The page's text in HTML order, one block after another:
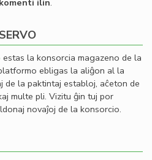
ilin.
estas la konsorcia magazeno de la
ebligas la aliĝon al la
de la paktintaj establoj, aĉeton de
multe pli. Vizitu ĝin tuj por
novaĵoj de la konsorcio.